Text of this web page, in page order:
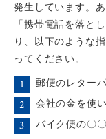
発生しています。
「携帯電話を落と
り、以下のような
ってください。
郵便のレター
会社の金を使
バイク便の〇